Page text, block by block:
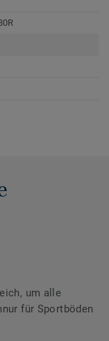
um alle
für Sportböden